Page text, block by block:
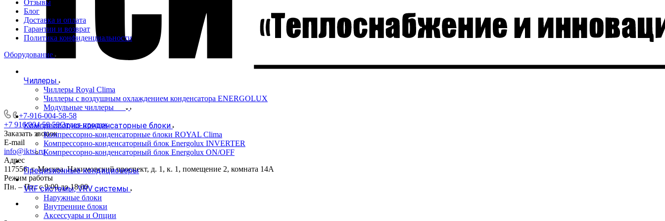
+7-916-004-58-58
+7 916 004 58 58Отдел продаж
Заказать звонок
E-mail
info@iktsi.ru
Адрес
117556, г. Москва, Нахимовский проспект, д. 1, к. 1, помещение 2, комната 14А
Режим работы
Пн. – Пт.: с 9:00 до 18:00
Отзывы
Блог
Доставка и оплата
Гарантии и возврат
Политика конфиденциальности
Оборудование
Чиллеры
Чиллеры Royal Clima
Чиллеры с воздушным охлаждением конденсатора ENERGOLUX
Модульные чиллеры
Компрессорно-конденсаторные блоки
Компрессорно-конденсаторные блоки ROYAL Clima
Компрессорно-конденсаторный блок Energolux INVERTER
Компрессорно-конденсаторный блок Energolux ON/OFF
Прецизионные кондиционеры
VRF системы, VRV системы
Наружные блоки
Внутренние блоки
Аксессуары и Опции